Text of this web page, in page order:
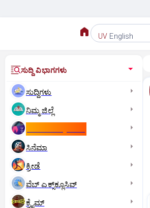
UV English
ಸುದ್ದಿ ವಿಭಾಗಗಳು
ಸುದ್ದಿಗಳು
ನಿಮ್ಮ ಜಿಲ್ಲೆ
ಸಿನೆಮಾ
ಕ್ರೀಡೆ
ವೆಬ್ ಎಕ್ಸ್‌ಕ್ಲೂಸಿವ್
ಕ್ರೈಮ್